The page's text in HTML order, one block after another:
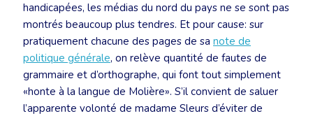
handicapées, les médias du nord du pays ne se sont pas
montrés beaucoup plus tendres. Et pour cause: sur
pratiquement chacune des pages de sa note de
politique générale, on relève quantité de fautes de
grammaire et d’orthographe, qui font tout simplement
«honte à la langue de Molière». S’il convient de saluer
l’apparente volonté de madame Sleurs d’éviter de